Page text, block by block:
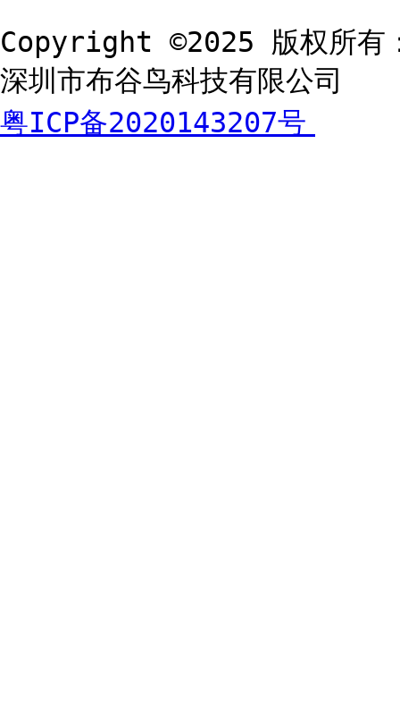
Copyright ©2025 版权所有
深圳市布谷鸟科技有限公司
粤ICP备2020143207号